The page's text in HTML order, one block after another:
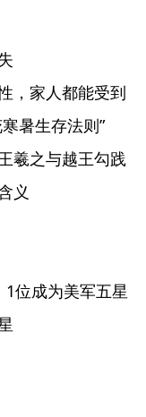
，家人都能受到
暑生存法则”
羲之与越王勾践
义
位成为美军五星